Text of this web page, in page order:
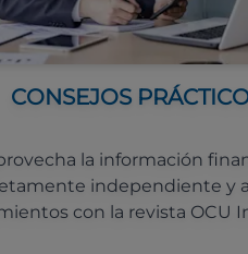
CONSEJOS
la información
independiente y
con la revista OCU